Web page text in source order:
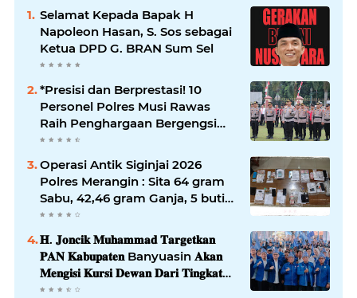
Selamat Kepada Bapak H
Napoleon Hasan, S. Sos sebagai
Ketua DPD G. BRAN Sum Sel
*Presisi dan Berprestasi! 10
Personel Polres Musi Rawas
Raih Penghargaan Bergengsi
dari Kapolda Sumsel*
Operasi Antik Siginjai 2026
Polres Merangin : Sita 64 gram
Sabu, 42,46 gram Ganja, 5 butir
extasi, dan Amankan 21 Orang
Tersangka
𝐇. 𝐉𝐨𝐧𝐜𝐢𝐤 𝐌𝐮𝐡𝐚𝐦𝐦𝐚𝐝 𝐓𝐚𝐫𝐠𝐞𝐭𝐤𝐚𝐧
𝐏𝐀𝐍 𝐊𝐚𝐛𝐮𝐩𝐚𝐭𝐞𝐧 Banyuasin 𝐀𝐤𝐚𝐧
𝐌𝐞𝐧𝐠𝐢𝐬𝐢 𝐊𝐮𝐫𝐬𝐢 𝐃𝐞𝐰𝐚𝐧 𝐃𝐚𝐫𝐢 𝐓𝐢𝐧𝐠𝐤𝐚𝐭
𝐃𝐏𝐑 𝐃𝐚𝐞𝐫𝐚𝐡 𝐇𝐢𝐧𝐠𝐠𝐚 𝐃𝐏𝐑-𝐑𝐈